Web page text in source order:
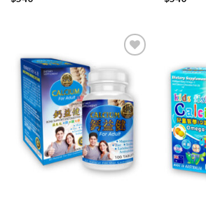
Add to
wishlist